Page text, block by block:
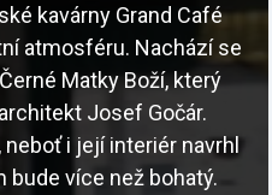
kavárny Grand Café
atmosféru. Nachází se
Matky Boží, který
Josef Gočár.
neboť i její interiér navrhl
bude více než bohatý.